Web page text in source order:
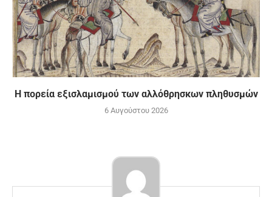
Η πορεία εξισλαμισμού των αλλόθρησκων πληθυσμών
6 Αυγούστου 2026